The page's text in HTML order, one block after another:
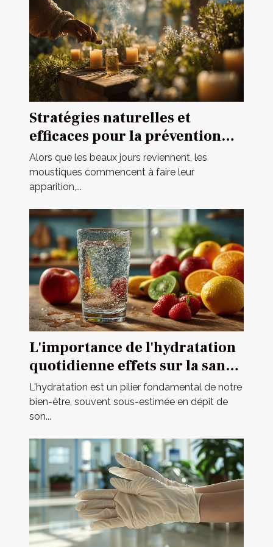
Stratégies naturelles et
efficaces pour la prévention
des piqûres de moustique
Alors que les beaux jours reviennent, les
moustiques commencent à faire leur
apparition,...
L'importance de l'hydratation
quotidienne effets sur la santé
et conseils pour une
consommation optimale
L'hydratation est un pilier fondamental de notre
bien-être, souvent sous-estimée en dépit de
son...